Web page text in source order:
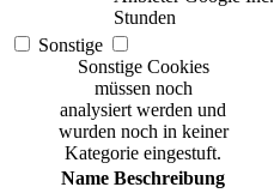
Stunden
Sonstige
Sonstige Cookies
müssen noch
analysiert werden und
wurden noch in keiner
Kategorie eingestuft.
Name Beschreibung